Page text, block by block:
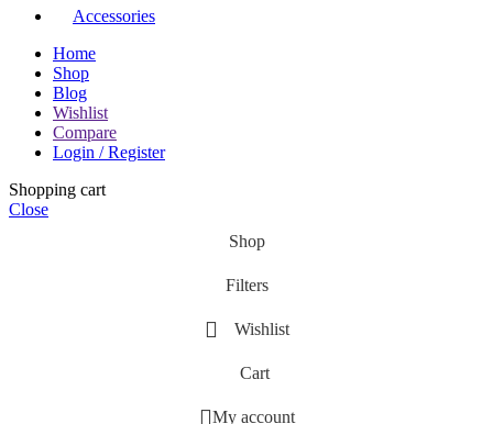
Accessories
Home
Shop
Blog
Wishlist
Compare
Login / Register
Shopping cart
Close
Shop
Filters
Wishlist
Cart
My account